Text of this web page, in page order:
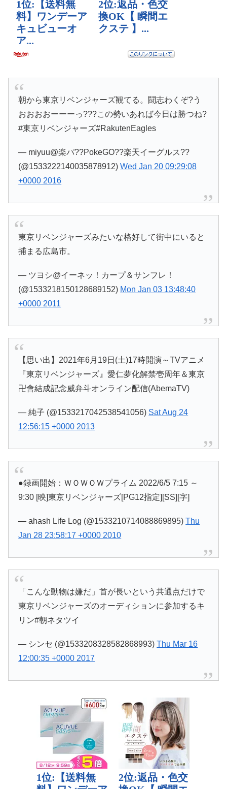
朝から東京リベンジャーズ観てる。闘志わくぞ?う
おおおおーーーっ???この勢いあれば今日は勝つね?
#東京リベンジャーズ#RakutenEagles
— miyuu@楽パ??PokeGO??楽天イーグルス??
(@1533222140035878912)Wed Jan 20 09:29:08
+0000 2016
東京リベンジャーズみたいな格好して街中にいると
捕まる広島市。
— ツヨシ@イーネッ！カープ＆サンフレ！
(@1533218150128689152) Mon Jan 03 13:48:40
+0000 2011
【思い出】2021年6月19日(土)17時開演～TVアニメ
『東京リベンジャーズ』愛仁夢化解禁壱周年＆東京
卍會結成記念威弁斗オンライン配信(AbemaTV)
— 純子 (@1533217042538541056) Sat Aug 24
12:56:15 +0000 2013
●録画開始：ＷＯＷＯＷプライム 2022/6/5 7:15 ～
9:30 [映]東京リベンジャーズ[PG12指定][SS][字]
— ahash Life Log (@1533210714088869895)Thu
Jan 28 23:58:17 +0000 2010
「こんな動物は嫌だ」首が長いという共通点だけで
東京リベンジャーズのオーディションに参加するキ
リン#朝ネタツイ
— シンセ (@1533208328582868993)Thu Mar 16
12:00:35 +0000 2017